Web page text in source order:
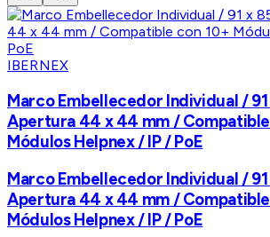
IBERNEX
Marco Embellecedor Individual /
Apertura 44 x 44 mm /
Módulos Helpnex / IP / PoE
Marco Embellecedor Individual /
Apertura 44 x 44 mm /
Módulos Helpnex / IP / PoE